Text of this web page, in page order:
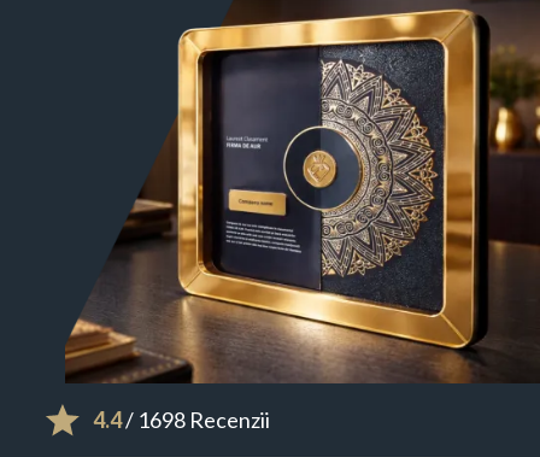
4.4/ 1698 Recenzii